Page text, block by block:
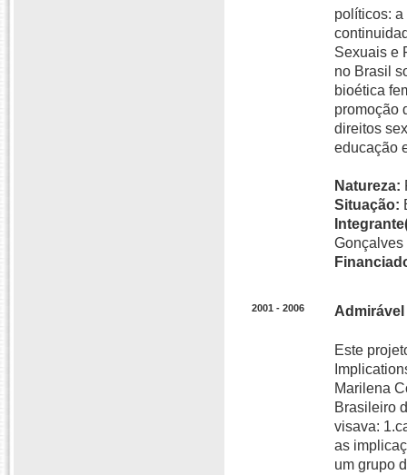
políticos:
Sexuais e
no Brasil
bioética
promoção
direitos
educação
Natureza:
Situação:
Gonçalves
2001 - 2006
Este
Marilena
Brasileiro
visava:
as
um grupo